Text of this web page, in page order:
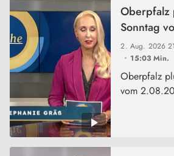
2. Aug. 2026
15:03 Min.
Oberpfalz
Sonntag
Oberpfalz
vom